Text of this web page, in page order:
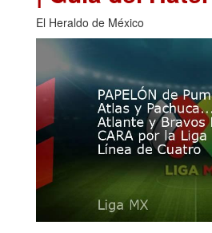
El Heraldo de México